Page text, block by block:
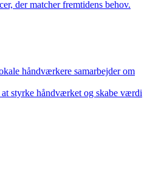
der matcher fremtidens behov.
håndværkere samarbejder om
styrke håndværket og skabe værdi